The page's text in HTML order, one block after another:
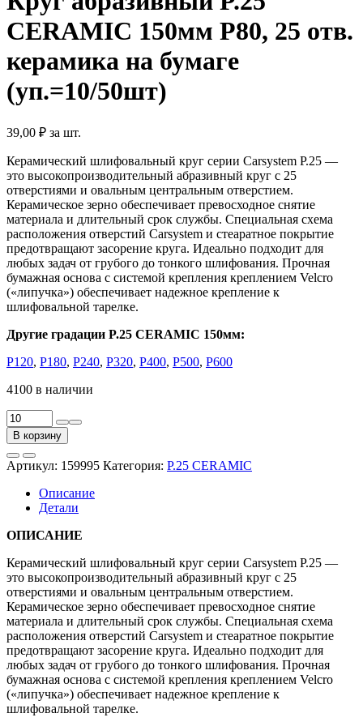
CERAMIC 150мм P80, 25 отв.
керамика на бумаге
(уп.=10/50шт)
39,00 ₽ за шт.
Керамический шлифовальный круг серии Carsystem P.25 —
это высокопроизводительный абразивный круг с 25
отверстиями и овальным центральным отверстием.
Керамическое зерно обеспечивает превосходное снятие
материала и длительный срок службы. Специальная схема
расположения отверстий Carsystem и стеаратное покрытие
предотвращают засорение круга. Идеально подходит для
любых задач от грубого до тонкого шлифования. Прочная
бумажная основа с системой крепления креплением Velcro
(«липучка») обеспечивает надежное крепление к
шлифовальной тарелке.
Другие градации P.25 CERAMIC 150мм:
Р120, Р180, Р240, Р320, Р400, Р500, Р600
4100 в наличии
Количество
товара
Круг
абразивный
P.25
CERAMIC
150мм
25
керамика
на
бумаге
(уп.=10/50шт)
В корзину
Артикул: 159995 Категория: P.25 CERAMIC
Описание
Детали
ОПИСАНИЕ
Керамический шлифовальный круг серии Carsystem P.25 —
это высокопроизводительный абразивный круг с 25
отверстиями и овальным центральным отверстием.
Керамическое зерно обеспечивает превосходное снятие
материала и длительный срок службы. Специальная схема
расположения отверстий Carsystem и стеаратное покрытие
предотвращают засорение круга. Идеально подходит для
любых задач от грубого до тонкого шлифования. Прочная
бумажная основа с системой крепления креплением Velcro
(«липучка») обеспечивает надежное крепление к
шлифовальной тарелке.